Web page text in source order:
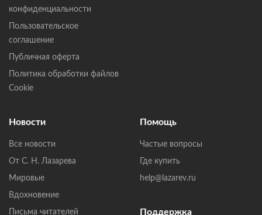
конфиденциальности
Пользовательское
соглашение
Публичная оферта
Политика обработки файлов
Cookie
Новости
Все новости
От С. Н. Лазарева
Мировые
Вдохновение
Письма читателей
Помощь
Частые вопросы
Где купить
help@lazarev.ru
Поддержка